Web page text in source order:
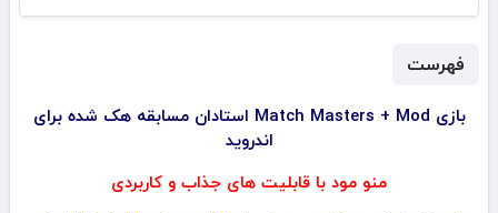
فهرست
بازی Match Masters + Mod استادان مسابقه هک شده برای
اندروید
منو مود با قابلیت های جذاب و کاربردی